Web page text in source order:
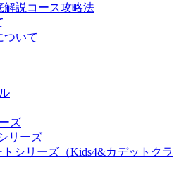
解説コース攻略法
ついて
ズ
リーズ
トシリーズ（Kids4&カデットクラ